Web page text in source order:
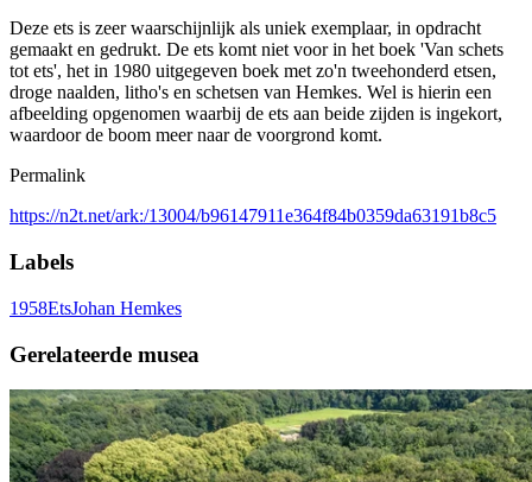
Deze ets is zeer waarschijnlijk als uniek exemplaar, in opdracht
gemaakt en gedrukt. De ets komt niet voor in het boek 'Van schets
tot ets', het in 1980 uitgegeven boek met zo'n tweehonderd etsen,
droge naalden, litho's en schetsen van Hemkes. Wel is hierin een
afbeelding opgenomen waarbij de ets aan beide zijden is ingekort,
waardoor de boom meer naar de voorgrond komt.
Permalink
https://n2t.net/ark:/13004/b96147911e364f84b0359da63191b8c5
Labels
1958EtsJohan Hemkes
Gerelateerde musea